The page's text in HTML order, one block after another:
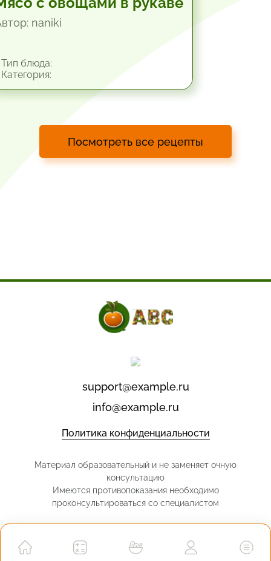
naniki
блюда:
Посмотреть все рецепты
support@example.ru
info@example.ru
Политика конфиденциальности
Материал образовательный и не заменяет очную
консультацию
Имеются противопоказания необходимо
проконсультироваться со специалистом